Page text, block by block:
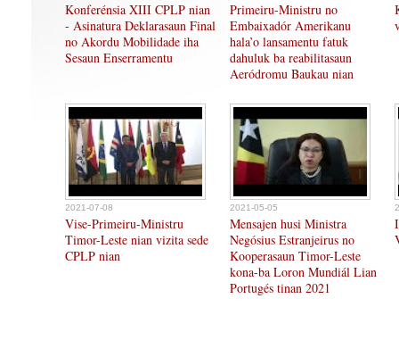
Konferénsia XIII CPLP nian
- Asinatura Deklarasaun Final
no Akordu Mobilidade iha
Sesaun Enserramentu
Primeiru-Ministru no
Embaixadór Amerikanu
hala’o lansamentu fatuk
dahuluk ba reabilitasaun
Aeródromu Baukau nian
2021-07-08
Vise-Primeiru-Ministru
Timor-Leste nian vizita sede
CPLP nian
2021-05-05
Mensajen husi Ministra
Negósius Estranjeirus no
Kooperasaun Timor-Leste
kona-ba Loron Mundiál Lian
Portugés tinan 2021